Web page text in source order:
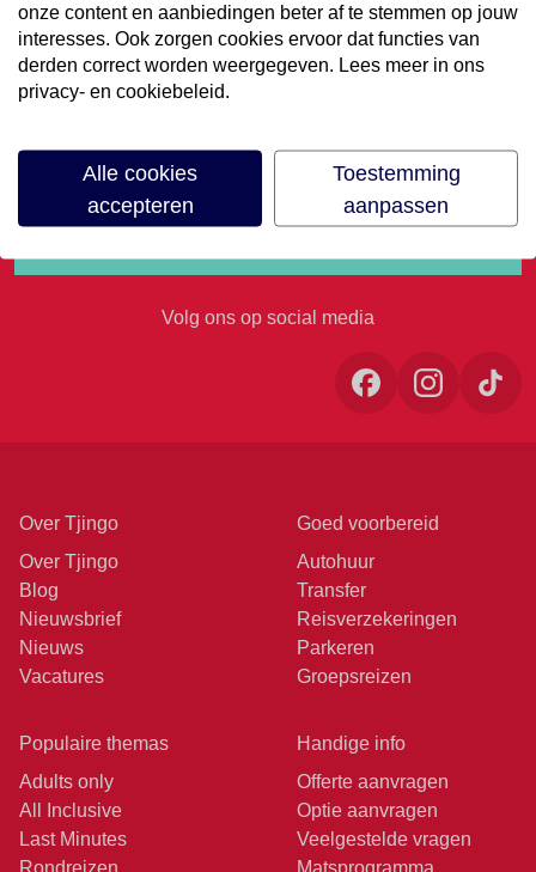
volgende vakantie
Meld je aan voor onze nieuwsbrief
Volg ons op social media
Over Tjingo
Over Tjingo
Blog
Nieuwsbrief
Nieuws
Vacatures
Goed voorbereid
Autohuur
Transfer
Reisverzekeringen
Parkeren
Groepsreizen
Populaire themas
Adults only
All Inclusive
Last Minutes
Rondreizen
Handige info
Offerte aanvragen
Optie aanvragen
Veelgestelde vragen
Matsprogramma
onze content en aanbiedingen beter af te stemmen op jouw
interesses. Ook zorgen cookies ervoor dat functies van
derden correct worden weergegeven. Lees meer in ons
privacy- en cookiebeleid.
Alle cookies
accepteren
Toestemming
aanpassen